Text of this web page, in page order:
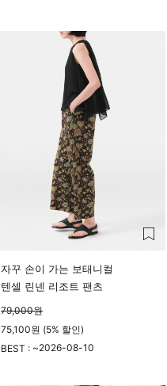
자꾸 손이 가는 보태니컬
텐셀 린넨 리조트 팬츠
79,000원
75,100원 (5% 할인)
BEST : ~2026-08-10